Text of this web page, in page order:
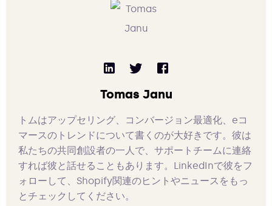
Tomas Janu
トムはアップセリング、コンバージョン最適化、eコ
マースのトレンドについて書くのが大好きです。彼は
私たちの共同創設者の一人で、サポートチームに連絡
すれば彼と話せることもあります。LinkedInで彼をフ
ォローして、Shopify関連のヒントやニュースをもっ
とチェックしてください。